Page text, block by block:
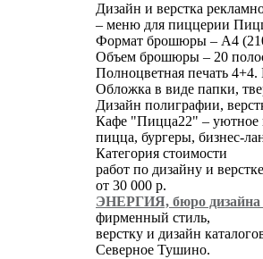
Дизайн и верстка
– меню для пиццерии
Формат брошюры – А4
Объем брошюры – 20
Полноцветная печать 4+4.
Обложка в виде папки,
Дизайн полиграфии,
Кафе "Пицца22" – уютное
пицца, бургеры, бизнес-
Категория стоимости
работ по дизайну и
от 30 000 р.
ЭНЕРГИЯ, бюро дизайна
фирменный стиль,
верстку и дизайн
Северное Тушино.